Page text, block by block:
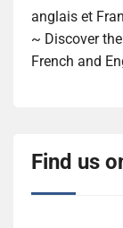
anglais et
~ Discover
French and
Find us